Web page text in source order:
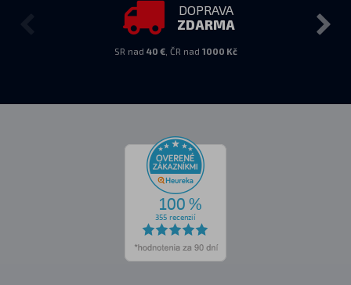
DOPRAVA
ZDARMA
SR nad 40 €, ČR nad 1000 Kč